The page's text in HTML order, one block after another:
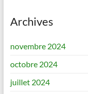
Archives
novembre 2024
octobre 2024
juillet 2024